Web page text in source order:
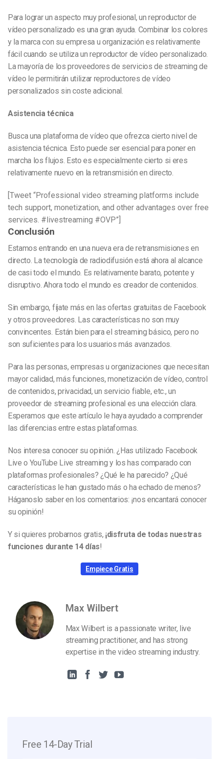
Para lograr un aspecto muy profesional, un reproductor de
vídeo personalizado es una gran ayuda. Combinar los colores
y la marca con su empresa u organización es relativamente
fácil cuando se utiliza un reproductor de vídeo personalizado.
La mayoría de los proveedores de servicios de streaming de
vídeo le permitirán utilizar reproductores de vídeo
personalizados sin coste adicional.
Asistencia técnica
Busca una plataforma de vídeo que ofrezca cierto nivel de
asistencia técnica. Esto puede ser esencial para poner en
marcha los flujos. Esto es especialmente cierto si eres
relativamente nuevo en la retransmisión en directo.
[Tweet “Professional video streaming platforms include
tech support, monetization, and other advantages over free
services. #livestreaming #OVP”]
Conclusión
Estamos entrando en una nueva era de retransmisiones en
directo. La tecnología de radiodifusión está ahora al alcance
de casi todo el mundo. Es relativamente barato, potente y
disruptivo. Ahora todo el mundo es creador de contenidos.
Sin embargo, fíjate más en las ofertas gratuitas de Facebook
y otros proveedores. Las características no son muy
convincentes. Están bien para el streaming básico, pero no
son suficientes para los usuarios más avanzados.
Para las personas, empresas u organizaciones que necesitan
mayor calidad, más funciones, monetización de vídeo, control
de contenidos, privacidad, un servicio fiable, etc., un
proveedor de streaming profesional es una elección clara.
Esperamos que este artículo le haya ayudado a comprender
las diferencias entre estas plataformas.
Nos interesa conocer su opinión. ¿Has utilizado Facebook
Live o YouTube Live streaming y los has comparado con
plataformas profesionales? ¿Qué le ha parecido? ¿Qué
características le han gustado más o ha echado de menos?
Háganoslo saber en los comentarios: ¡nos encantará conocer
su opinión!
Y si quieres probarnos gratis, ¡disfruta de todas nuestras
funciones durante 14 días!
Empiece Gratis
Max Wilbert
Max Wilbert is a passionate writer, live
streaming practitioner, and has strong
expertise in the video streaming industry.
Free 14-Day Trial